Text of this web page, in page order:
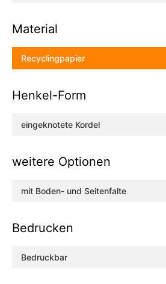
Material
Recyclingpapier
Henkel-Form
eingeknotete Kordel
weitere Optionen
mit Boden- und Seitenfalte
Bedrucken
Bedruckbar